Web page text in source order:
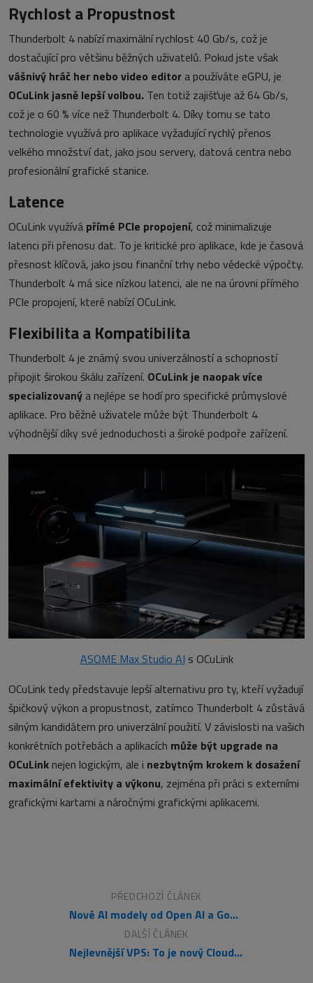
Rychlost a Propustnost
Thunderbolt 4 nabízí maximální rychlost 40 Gb/s, což je
dostačující pro většinu běžných uživatelů. Pokud jste však
vášnivý hráč her nebo video editor a používáte eGPU, je
OCuLink jasně lepší volbou. Ten totiž zajišťuje až 64 Gb/s,
což je o 60 % více než Thunderbolt 4. Díky tomu se tato
technologie využívá pro aplikace vyžadující rychlý přenos
velkého množství dat, jako jsou servery, datová centra nebo
profesionální grafické stanice.
Latence
OCuLink využívá přímé PCIe propojení, což minimalizuje
latenci při přenosu dat. To je kritické pro aplikace, kde je časová
přesnost klíčová, jako jsou finanční trhy nebo vědecké výpočty.
Thunderbolt 4 má sice nízkou latenci, ale ne na úrovni přímého
PCIe propojení, které nabízí OCuLink.
Flexibilita a Kompatibilita
Thunderbolt 4 je známý svou univerzálností a schopností
připojit širokou škálu zařízení. OCuLink je naopak více
specializovaný a nejlépe se hodí pro specifické průmyslové
aplikace. Pro běžné uživatele může být Thunderbolt 4
výhodnější díky své jednoduchosti a široké podpoře zařízení.
ASOME Max Studio AI s OCuLink
OCuLink tedy představuje lepší alternativu pro ty, kteří vyžadují
špičkový výkon a propustnost, zatímco Thunderbolt 4 zůstává
silným kandidátem pro univerzální použití. V závislosti na vašich
konkrétních potřebách a aplikacích může být upgrade na
OCuLink nejen logickým, ale i nezbytným krokem k dosažení
maximální efektivity a výkonu, zejména při práci s externími
grafickými kartami a náročnými grafickými aplikacemi.
PŘEDCHOZÍ ČLÁNEK
Nové AI modely od Open AI a Google
DALŠÍ ČLÁNEK
Nejlevnější VPS: To je nový Cloud Server Mini od ZonerCloud